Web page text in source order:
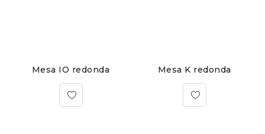
Mesa IO redonda Mesa K redonda